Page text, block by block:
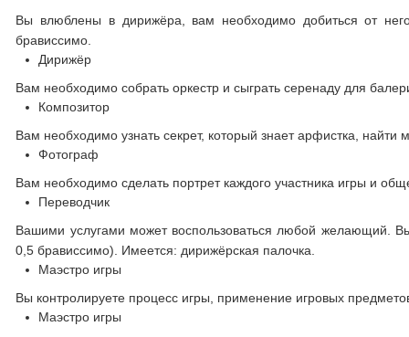
Вы влюблены в дирижёра, вам необходимо добиться от
брависсимо.
Дирижёр
Вам необходимо собрать оркестр и сыграть серенаду для
Композитор
Вам необходимо узнать секрет, который знает арфистка, найти
Фотограф
Вам необходимо сделать портрет каждого участника игры и
Переводчик
Вашими услугами может воспользоваться любой желающий.
0,5 брависсимо). Имеется: дирижёрская палочка.
Маэстро игры
Вы контролируете процесс игры, применение игровых
Маэстро игры